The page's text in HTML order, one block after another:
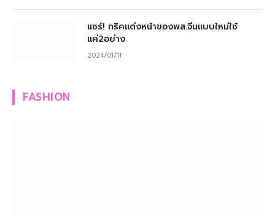
แชร์! ทริคแต่งหน้าของพส.จีนแบบใหม่ใช้
แค่2อย่าง
2024/01/11
FASHION